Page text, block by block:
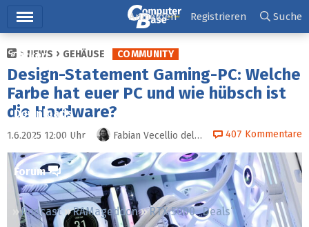
Ticker
Tests
Downloads
Preisvergleich
Forum
Podcast RAMageddon
RTX 5000 „Deals“
Anmelden Registrieren Suche
NEWS GEHÄUSE COMMUNITY
Design-Statement Gaming-PC: Welche
Farbe hat euer PC und wie hübsch ist
die Hardware?
1.6.2025 12:00 Uhr Fabian Vecellio del Monego 407 Kommentare